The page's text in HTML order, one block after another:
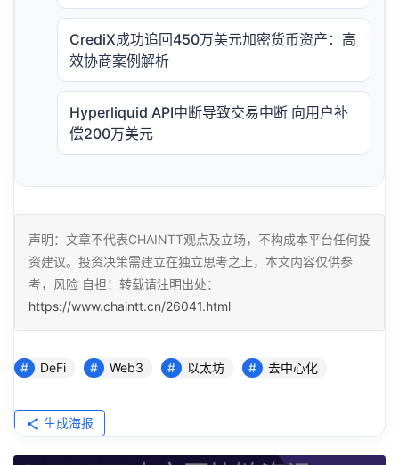
CrediX成功追回450万美元加密货币资产：高
效协商案例解析
Hyperliquid API中断导致交易中断 向用户补
偿200万美元
声明：文章不代表CHAINTT观点及立场，不构成本平台任何投
资建议。投资决策需建立在独立思考之上，本文内容仅供参
考，风险 自担！转载请注明出处：
https://www.chaintt.cn/26041.html
DeFi Web3 以太坊 去中心化
生成海报